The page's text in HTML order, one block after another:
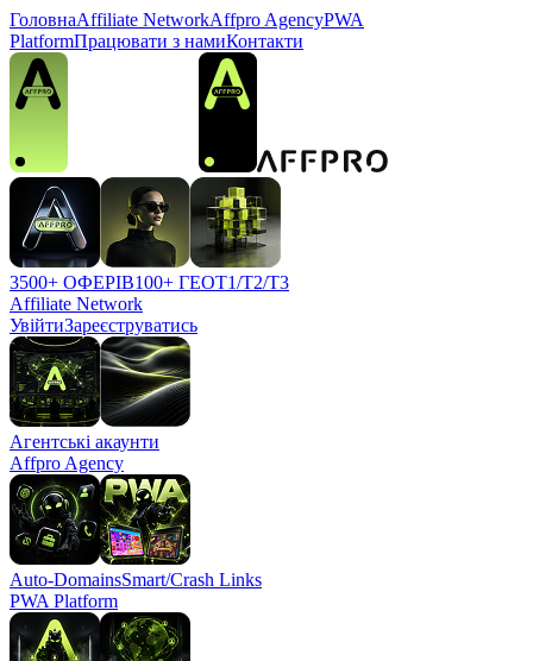
ГоловнаAffiliate NetworkAffpro AgencyPWA
PlatformПрацювати з намиКонтакти
3500+ ОФЕРІВ100+ ГЕОT1/T2/T3
Affiliate Network
УвійтиЗареєструватись
Агентські акаунти
Affpro Agency
Auto-DomainsSmart/Crash Links
PWA Platform